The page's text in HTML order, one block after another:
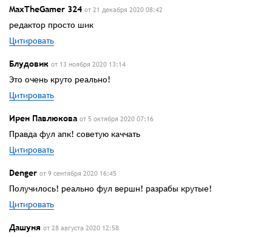
MaxTheGamer 324 от 21 декабря 2020 08:42
редактор просто шик
Цитировать
Блудовик от 13 ноября 2020 13:14
Это очень круто реально!
Цитировать
Ирен Павлюкова от 5 октября 2020 07:16
Правда фул апк! советую каччать
Цитировать
Denger от 9 сентября 2020 16:45
Получилось! реально фул вершн! разрабы крутые!
Цитировать
Дашуня от 28 августа 2020 12:58